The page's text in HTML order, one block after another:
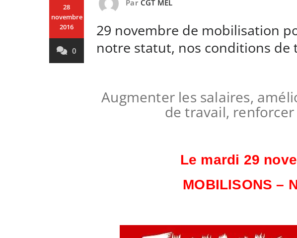
28
novembre
2016
0
Par CGT MEL
29 novembre de mobilisation
notre statut, nos conditions de
Augmenter les salaires,
de travail,
Le mardi 29
MOBILISONS –